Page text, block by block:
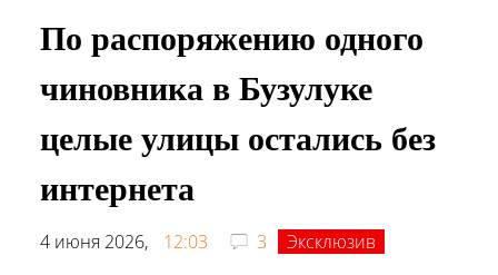
По распоряжению одного
чиновника в Бузулуке
целые улицы остались без
интернета
4 июня 2026, 12:03 3
Эксклюзив